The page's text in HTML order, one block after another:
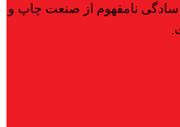
سادگی نامفهوم از صنعت چاپ و